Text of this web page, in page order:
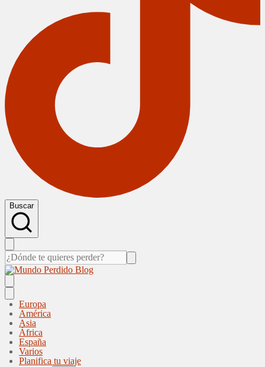
Buscar
Europa
América
Asia
África
España
Varios
Planifica tu viaje